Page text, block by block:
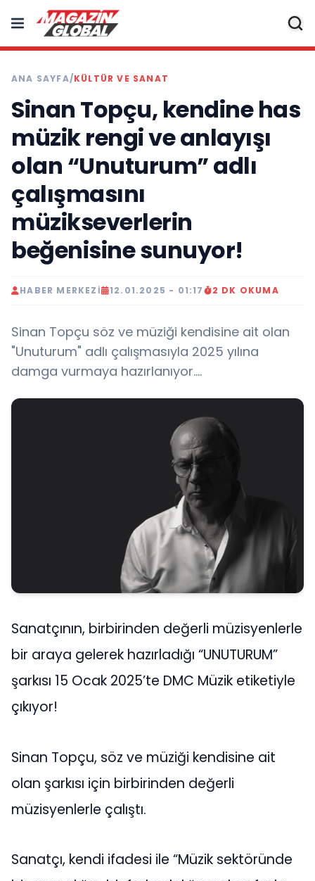
ANA SAYFA/KÜLTÜR VE SANAT
Sinan Topçu, kendine has
müzik rengi ve anlayışı
olan “Unuturum” adlı
çalışmasını
müzikseverlerin
beğenisine sunuyor!
HABER MERKEZI 12.01.2025 - 01:17 2 DK OKUMA
Sinan Topçu söz ve müziği kendisine ait olan
"Unuturum" adlı çalışmasıyla 2025 yılına
damga vurmaya hazırlanıyor....
Sanatçının, birbirinden değerli müzisyenlerle
bir araya gelerek hazırladığı “UNUTURUM”
şarkısı 15 Ocak 2025’te DMC Müzik etiketiyle
çıkıyor!
Sinan Topçu, söz ve müziği kendisine ait
olan şarkısı için birbirinden değerli
müzisyenlerle çalıştı.
Sanatçı, kendi ifadesi ile “Müzik sektöründe